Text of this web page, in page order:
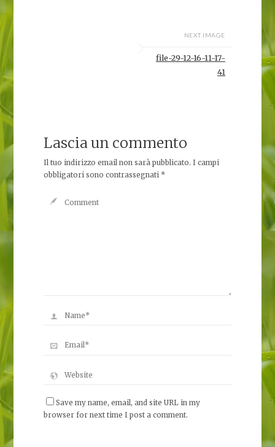
NEXT IMAGE
file-29-12-16-11-17-
41
Lascia un commento
Il tuo indirizzo email non sarà pubblicato. I campi
obbligatori sono contrassegnati *
Save my name, email, and site URL in my
browser for next time I post a comment.